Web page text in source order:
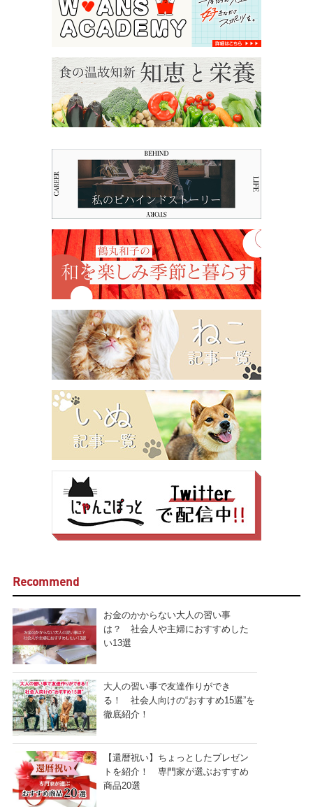
Recommend
お金のかからない大人の習い事
は？ 社会人や主婦におすすめした
い13選
大人の習い事で友達作りができ
る！ 社会人向けの“おすすめ15選”を
徹底紹介！
【還暦祝い】ちょっとしたプレゼン
トを紹介！ 専門家が選ぶおすすめ
商品20選